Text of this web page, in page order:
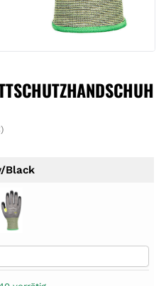
)
Black